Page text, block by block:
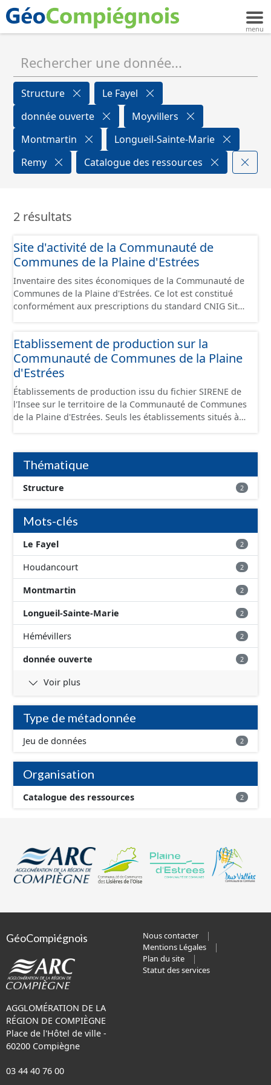
Structure
Le Fayel
donnée ouverte
Moyvillers
Montmartin
Longueil-Sainte-Marie
Remy
Catalogue des ressources
2 résultats
Site d'activité de la Communauté de
Communes de la Plaine d'Estrées
Inventaire des sites économiques de la Communauté de
Communes de la Plaine d'Estrées. Ce lot est constitué
conformément aux prescriptions du standard CNIG Sites
Etablissement de production sur la
Communauté de Communes de la Plaine
d'Estrées
Établissements de production issu du fichier SIRENE de
l'Insee sur le territoire de la Communauté de Communes
de la Plaine d'Estrées. Seuls les établissements situés à
conformément aux prescriptions du standard CNIG Sites
Économiques. Ce lot ne contient pas la référence aux
terrains à vocation économique à ce jour. Il est filtré au-
delà des prescriptions du CNIG se limitant aux SCI.
Thématique
Structure 2
Mots-clés
Le Fayel 2
Houdancourt 2
Montmartin 2
Longueil-Sainte-Marie 2
Hémévillers 2
donnée ouverte 2
Voir plus
Type de métadonnée
Jeu de données 2
Organisation
Catalogue des ressources 2
GéoCompiégnois
AGGLOMÉRATION DE LA
RÉGION DE COMPIÈGNE
Place de l'Hôtel de ville -
60200 Compiègne
03 44 40 76 00
Nous contacter
Mentions Légales
Plan du site
Statut des services